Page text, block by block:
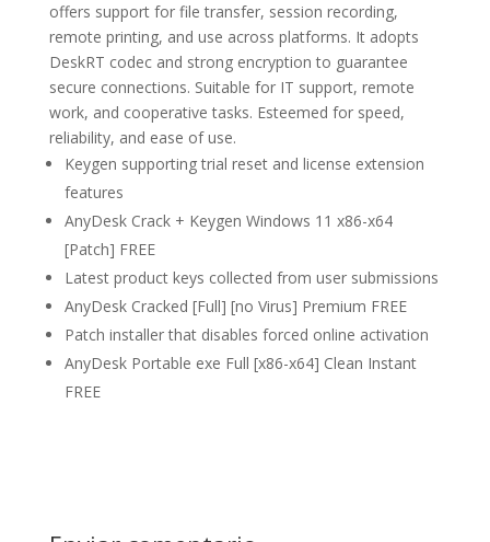
offers support for file transfer, session recording,
remote printing, and use across platforms. It adopts
DeskRT codec and strong encryption to guarantee
secure connections. Suitable for IT support, remote
work, and cooperative tasks. Esteemed for speed,
reliability, and ease of use.
Keygen supporting trial reset and license extension
features
AnyDesk Crack + Keygen Windows 11 x86-x64
[Patch] FREE
Latest product keys collected from user submissions
AnyDesk Cracked [Full] [no Virus] Premium FREE
Patch installer that disables forced online activation
AnyDesk Portable exe Full [x86-x64] Clean Instant
FREE